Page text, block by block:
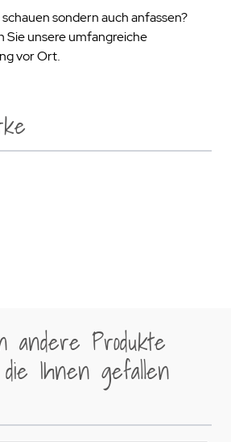
sondern auch anfassen?
Sie unsere umfangreiche
vor Ort.
andere Produkte
Ihnen gefallen